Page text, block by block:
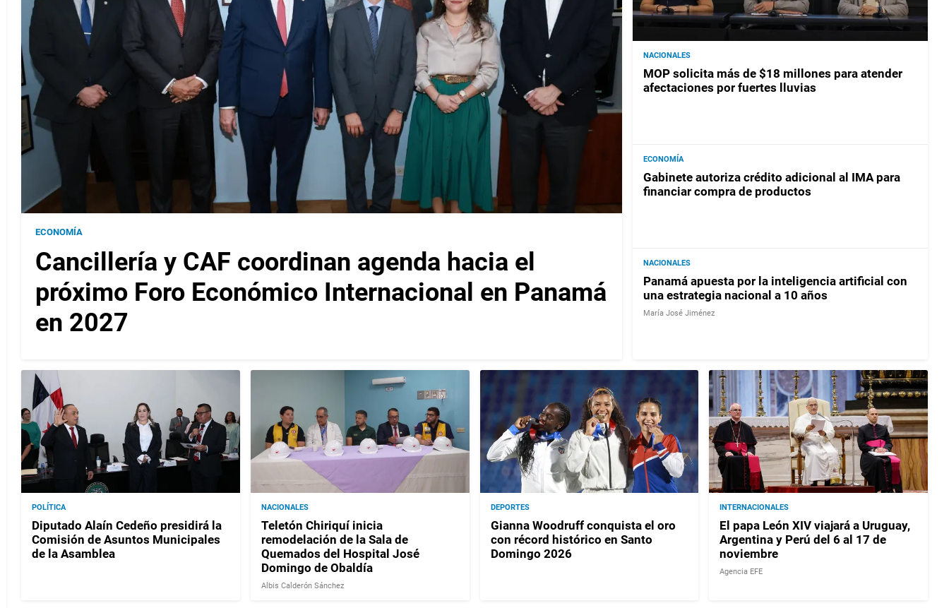
ECONOMÍA
Cancillería y CAF coordinan agenda hacia el
próximo Foro Económico Internacional en Panamá
en 2027
NACIONALES
MOP solicita más de $18 millones para atender
afectaciones por fuertes lluvias
ECONOMÍA
Gabinete autoriza crédito adicional al IMA para
financiar compra de productos
NACIONALES
Panamá apuesta por la inteligencia artificial con
una estrategia nacional a 10 años
María José Jiménez
POLÍTICA
Diputado Alaín Cedeño presidirá la
Comisión de Asuntos Municipales
de la Asamblea
NACIONALES
Teletón Chiriquí inicia
remodelación de la Sala de
Quemados del Hospital José
Domingo de Obaldía
Albis Calderón Sánchez
DEPORTES
Gianna Woodruff conquista el oro
con récord histórico en Santo
Domingo 2026
INTERNACIONALES
El papa León XIV viajará a Uruguay,
Argentina y Perú del 6 al 17 de
noviembre
Agencia EFE